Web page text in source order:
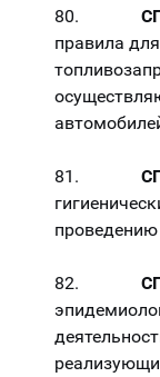
80.
правила
81.
82.